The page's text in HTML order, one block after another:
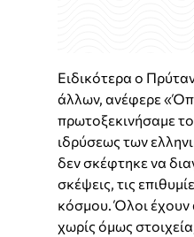
Ειδικότερα ο
άλλων, ανέφερε
πρωτοξεκινήσαμε
ιδρύσεως των
δεν σκέφτηκε να
σκέψεις, τις
κόσμου. Όλοι έχουν
χωρίς όμως